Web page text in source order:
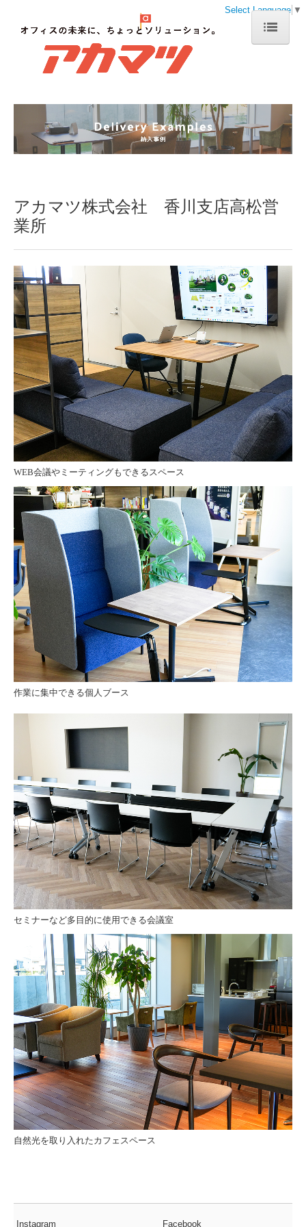
Select Language ▼
トップページ
通販事業
お問い合わせ
修理受付フォーム
アカマツ株式会社 香川支店高松営
業所
WEB会議やミーティングもできるスペース
作業に集中できる個人ブース
セミナーなど多目的に使用できる会議室
自然光を取り入れたカフェスペース
Instagram Facebook